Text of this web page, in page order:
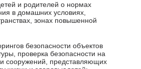
и родителей о нормах
в домашних условиях,
зонах повышенной
безопасности объектов
проверка безопасности на
сооружений, представляющих